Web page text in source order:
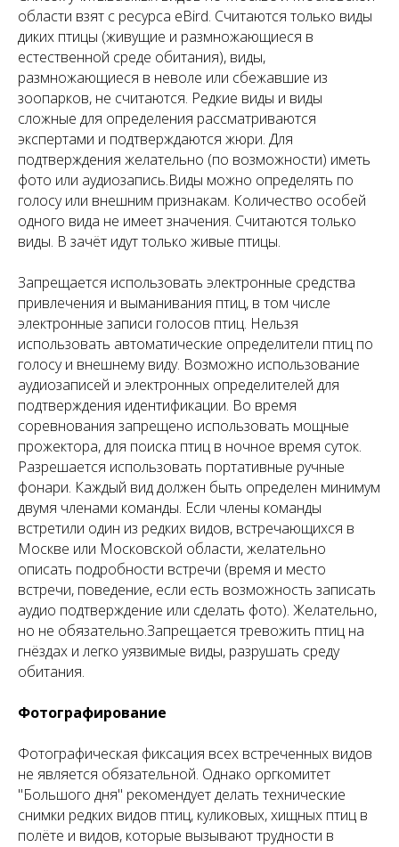
области взят с ресурса eBird. Считаются только виды
диких птицы (живущие и размножающиеся в
естественной среде обитания), виды,
размножающиеся в неволе или сбежавшие из
зоопарков, не считаются. Редкие виды и виды
сложные для определения рассматриваются
экспертами и подтверждаются жюри. Для
подтверждения желательно (по возможности) иметь
фото или аудиозапись.Виды можно определять по
голосу или внешним признакам. Количество особей
одного вида не имеет значения. Считаются только
виды. В зачёт идут только живые птицы.
Запрещается использовать электронные средства
привлечения и выманивания птиц, в том числе
электронные записи голосов птиц. Нельзя
использовать автоматические определители птиц по
голосу и внешнему виду. Возможно использование
аудиозаписей и электронных определителей для
подтверждения идентификации. Во время
соревнования запрещено использовать мощные
прожектора, для поиска птиц в ночное время суток.
Разрешается использовать портативные ручные
фонари. Каждый вид должен быть определен минимум
двумя членами команды. Если члены команды
встретили один из редких видов, встречающихся в
Москве или Московской области, желательно
описать подробности встречи (время и место
встречи, поведение, если есть возможность записать
аудио подтверждение или сделать фото). Желательно,
но не обязательно.Запрещается тревожить птиц на
гнёздах и легко уязвимые виды, разрушать среду
обитания.
Фотографирование
Фотографическая фиксация всех встреченных видов
не является обязательной. Однако оргкомитет
"Большого дня" рекомендует делать технические
снимки редких видов птиц, куликовых, хищных птиц в
полёте и видов, которые вызывают трудности в